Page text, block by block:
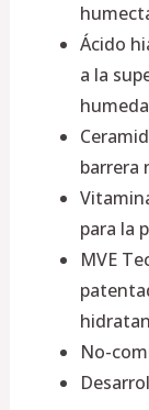
Ácido
a la
barrera
para la
MVE
No-